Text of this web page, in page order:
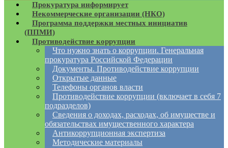
Прокуратура информирует
Некоммерческие организации (НКО)
Программа поддержки местных инициатив
(ППМИ)
Противодействие коррупции
Что нужно знать о коррупции. Генеральная
прокуратура Российской Федерации
Документы. Противодействие коррупции
Открытые данные
Телефоны органов власти
Противодействие коррупции (включает в себя 7
подразделов)
Сведения о доходах, расходах, об имуществе и
обязательствах имущественного характера
Антикоррупционная экспертиза
Методические материалы